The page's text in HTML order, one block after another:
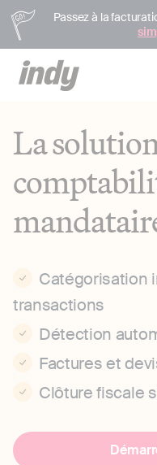
Passez à la
La
Catégorisation
transactions
Détection
Factures et
Clôture fiscale